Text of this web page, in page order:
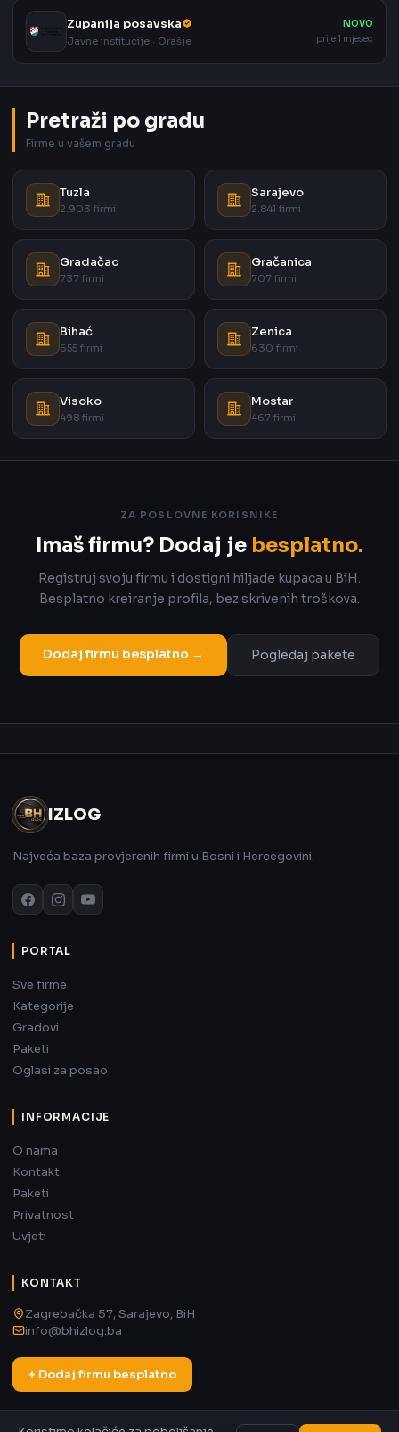
Zupanija posavska
Javne institucije · Orašje
NOVO
prije 1 mjesec
Pretraži po gradu
Firme u vašem gradu
Tuzla
2.903 firmi
Sarajevo
2.841 firmi
Gradačac
737 firmi
Gračanica
707 firmi
Bihać
655 firmi
Zenica
630 firmi
Visoko
498 firmi
Mostar
467 firmi
ZA POSLOVNE KORISNIKE
Imaš firmu? Dodaj je besplatno.
Registruj svoju firmu i dostigni hiljade kupaca u BiH.
Besplatno kreiranje profila, bez skrivenih troškova.
Dodaj firmu besplatno → Pogledaj pakete
IZLOG
Najveća baza provjerenih firmi u Bosni i Hercegovini.
PORTAL
Sve firme
Kategorije
Gradovi
Paketi
Oglasi za posao
INFORMACIJE
O nama
Kontakt
Paketi
Privatnost
Uvjeti
KONTAKT
Zagrebačka 57, Sarajevo, BiH
info@bhizlog.ba
+ Dodaj firmu besplatno